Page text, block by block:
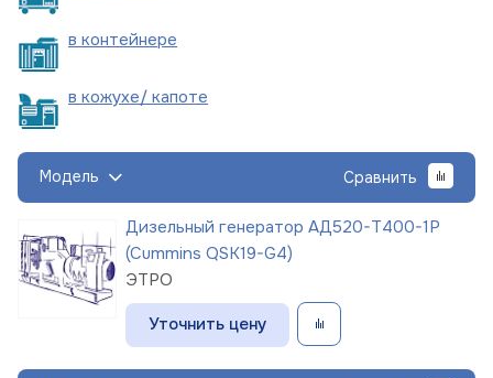
в контейнере
в кожухе/ капоте
Модель Сравнить
Дизельный генератор АД520-Т400-1Р
(Cummins QSK19-G4)
ЭТРО
Уточнить цену